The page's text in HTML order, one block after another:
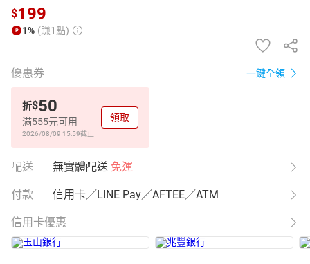
$199
1% (賺1點)
優惠券 一鍵全領
折$50
滿555元可用
2026/08/09 15:59截止
領取
配送 無實體配送 免運
付款 信用卡／LINE Pay／AFTEE／ATM
信用卡優惠